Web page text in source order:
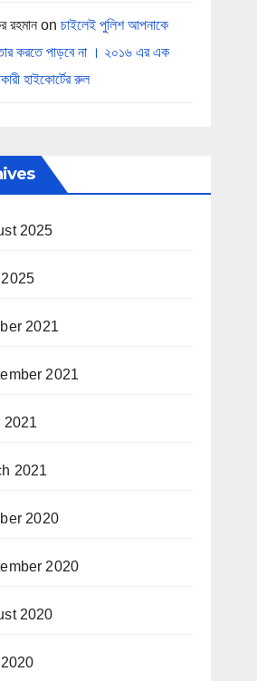
রহমানon চাইলেই পুলিশ আপনাকে
করতে পাড়বে না । ২০১৬ এর এক
হাইকোর্টের রুল
2025
2021
2021
2021
2021
2020
2020
2020